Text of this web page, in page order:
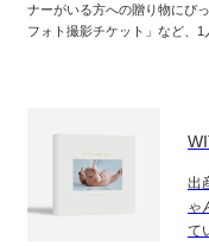
ナーがいる方への贈り物にぴ
フォト撮影チケット」など、1
出
ゃ
て